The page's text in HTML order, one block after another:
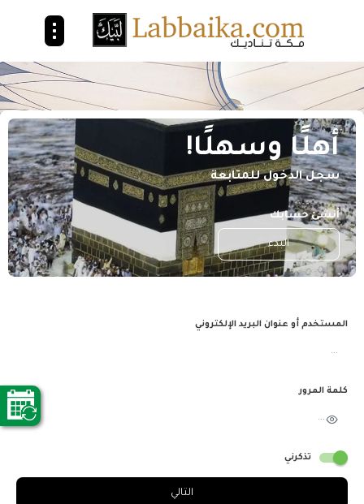
أهلًا وسهلًا!
سجل الدخول للمتابعة
أنشئ حسابك
البدء
المستخدم أو عنوان البريد الإلكتروني
كلمة المرور
تذكرني
التالي